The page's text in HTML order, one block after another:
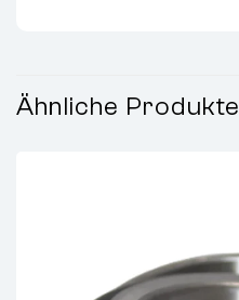
Ähnliche Produkte